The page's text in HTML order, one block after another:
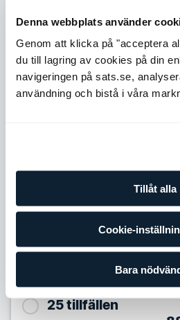
Denna webbplats använder
Genom att klicka på "acceptera
du till lagring av cookies på din
navigeringen på sats.se,
användning och bistå i våra
Tillåt alla
Cookie-
Bara
Ytterligare kompetens såsom
Ett bra val om du vill ha bred
Level 4
och träningsplan. Om du redan tränar regelmässigt på egen
hand eller på
25 tillfällen